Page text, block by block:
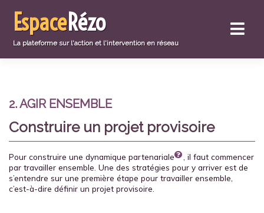
directement
EspaceRézo
La plateforme sur l'action et l'intervention en réseau
2. AGIR ENSEMBLE
Construire un projet provisoire
Pour construire une dynamique partenariale
, il faut commencer
par travailler ensemble. Une des stratégies pour y arriver est de
s’entendre sur une première étape pour travailler ensemble,
c’est-à-dire définir un projet provisoire.